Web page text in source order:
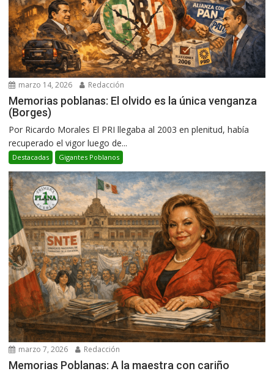
marzo 14, 2026 Redacción
Memorias poblanas: El olvido es la única venganza
(Borges)
Por Ricardo Morales El PRI llegaba al 2003 en plenitud, había
recuperado el vigor luego de...
Destacadas Gigantes Poblanos
marzo 7, 2026 Redacción
Memorias Poblanas: A la maestra con cariño